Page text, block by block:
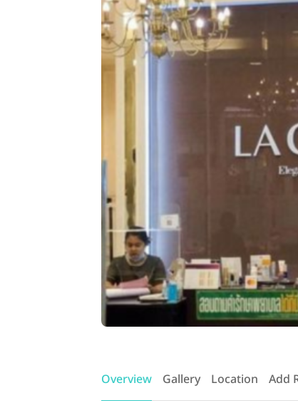
Overview Gallery Location Add